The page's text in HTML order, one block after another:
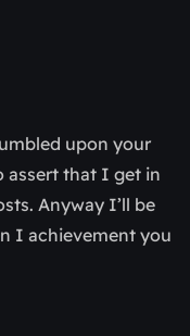
upon your
assert that I get in
Anyway I’ll be
I achievement you